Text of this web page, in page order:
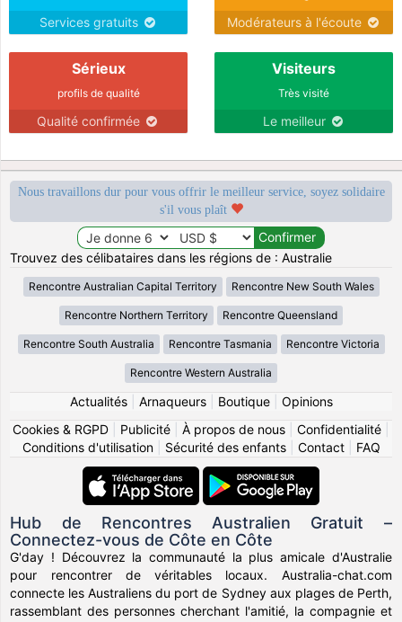
Services gratuits Modérateurs à l'écoute
Sérieux
profils de qualité
Qualité confirmée
Visiteurs
Très visité
Le meilleur
Nous travaillons dur pour vous offrir le meilleur service, soyez solidaire
s'il vous plaît
Trouvez des célibataires dans les régions de : Australie
Rencontre Australian Capital Territory Rencontre New South Wales
Rencontre Northern Territory Rencontre Queensland
Rencontre South Australia Rencontre Tasmania Rencontre Victoria
Rencontre Western Australia
Actualités| Arnaqueurs| Boutique| Opinions
Cookies & RGPD
Publicité À propos de nous Confidentialité
Conditions d'utilisation| Sécurité des enfants| Contact| FAQ
Hub de Rencontres Australien Gratuit –
Connectez-vous de Côte en Côte
G'day ! Découvrez la communauté la plus amicale d'Australie
pour rencontrer de véritables locaux. Australia-chat.com
connecte les Australiens du port de Sydney aux plages de Perth,
rassemblant des personnes cherchant l'amitié, la compagnie et